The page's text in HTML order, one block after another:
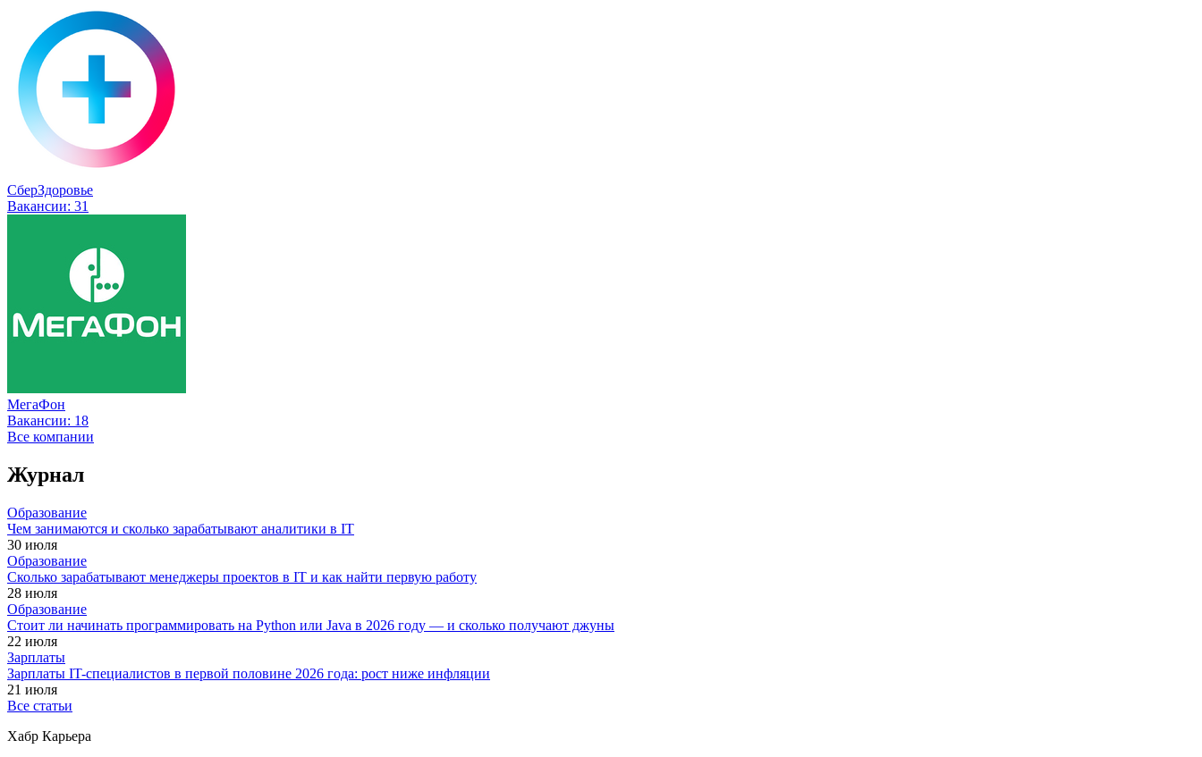
СберЗдоровье
Вакансии: 31
МегаФон
Вакансии: 18
Все компании
Журнал
Образование
Чем занимаются и сколько зарабатывают аналитики в IT
30 июля
Образование
Сколько зарабатывают менеджеры проектов в IT и как найти первую работу
28 июля
Образование
Стоит ли начинать программировать на Python или Java в 2026 году — и сколько получают джуны
22 июля
Зарплаты
Зарплаты IT-специалистов в первой половине 2026 года: рост ниже инфляции
21 июля
Все статьи
Хабр Карьера